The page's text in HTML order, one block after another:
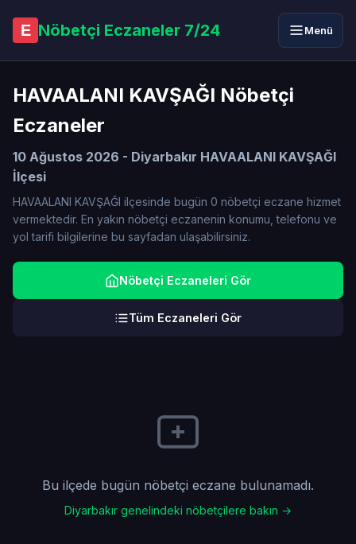
E Nöbetçi Eczaneler 7/24 Menü
HAVAALANI KAVŞAĞI Nöbetçi
Eczaneler
10 Ağustos 2026 - Diyarbakır HAVAALANI KAVŞAĞI
İlçesi
HAVAALANI KAVŞAĞI ilçesinde bugün 0 nöbetçi eczane hizmet
vermektedir. En yakın nöbetçi eczanenin konumu, telefonu ve
yol tarifi bilgilerine bu sayfadan ulaşabilirsiniz.
Nöbetçi Eczaneleri Gör
Tüm Eczaneleri Gör
Bu ilçede bugün nöbetçi eczane bulunamadı.
Diyarbakır genelindeki nöbetçilere bakın →